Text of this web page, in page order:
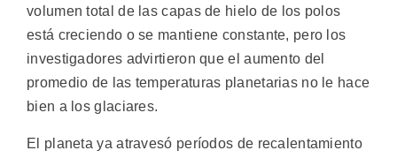
volumen total de las capas de hielo de los polos
está creciendo o se mantiene constante, pero los
investigadores advirtieron que el aumento del
promedio de las temperaturas planetarias no le hace
bien a los glaciares.
El planeta ya atravesó períodos de recalentamiento